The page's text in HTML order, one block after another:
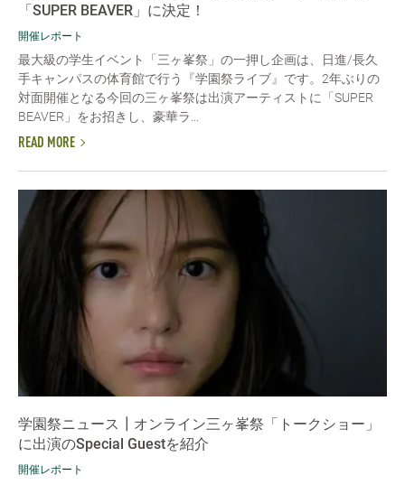
「SUPER BEAVER」に決定！
開催レポート
最大級の学生イベント「三ヶ峯祭」の一押し企画は、日進/長久
手キャンパスの体育館で行う『学園祭ライブ』です。2年ぶりの
対面開催となる今回の三ヶ峯祭は出演アーティストに「SUPER
BEAVER」をお招きし、豪華ラ...
READ MORE
学園祭ニュース┃オンライン三ヶ峯祭「トークショー」
に出演のSpecial Guestを紹介
開催レポート